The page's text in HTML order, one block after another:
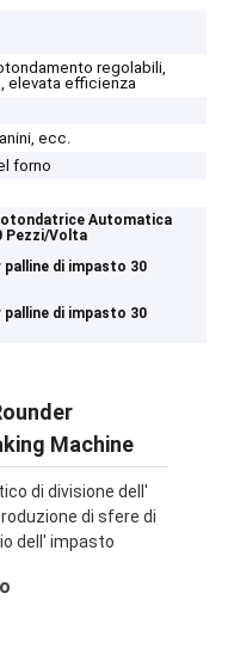
regolabili,
elevata efficienza
ecc.
forno
Automatica
Pezzi/Volta
di impasto 30
di impasto 30
Machine
di divisione dell'
di sfere di
dell' impasto